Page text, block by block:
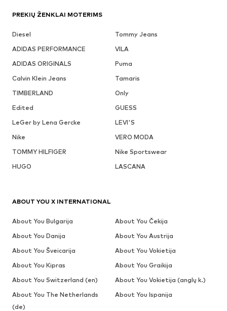
PREKIŲ ŽENKLAI MOTERIMS
Diesel
Tommy Jeans
ADIDAS PERFORMANCE
VILA
ADIDAS ORIGINALS
Puma
Calvin Klein Jeans
Tamaris
TIMBERLAND
Only
Edited
GUESS
LeGer by Lena Gercke
LEVI'S
Nike
VERO MODA
TOMMY HILFIGER
Nike Sportswear
HUGO
LASCANA
ABOUT YOU X INTERNATIONAL
About You Bulgarija
About You Čekija
About You Danija
About You Austrija
About You Šveicarija
About You Vokietija
About You Kipras
About You Graikija
About You Switzerland (en)
About You Vokietija (anglų k.)
About You The Netherlands
(de)
About You Ispanija